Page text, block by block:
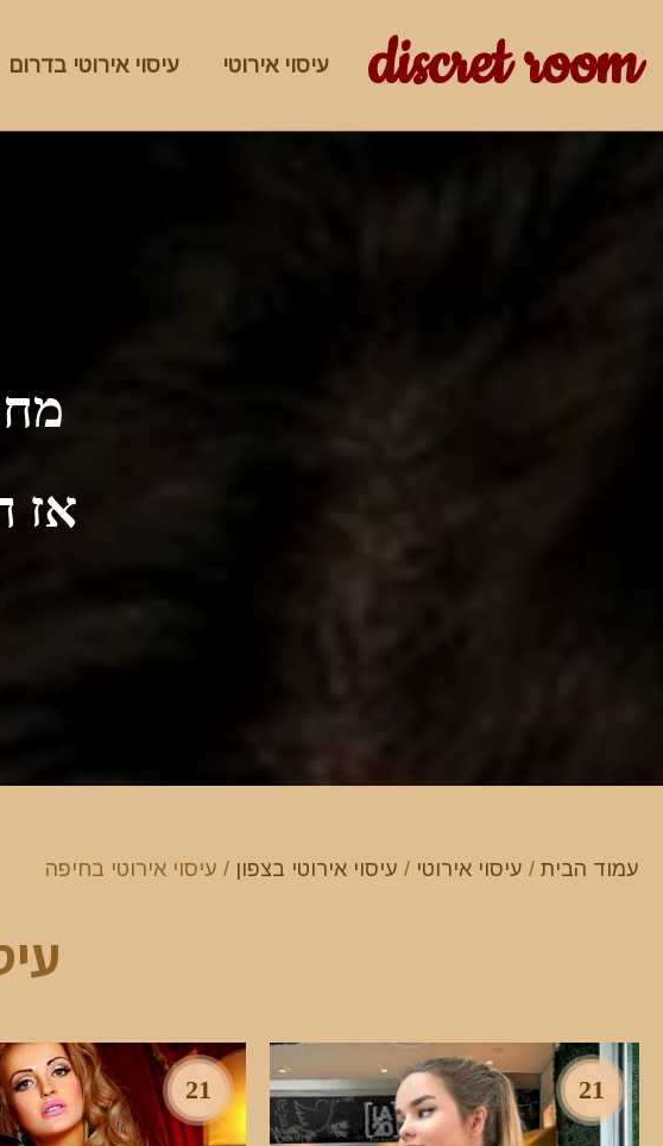
discret room עיסוי אירוטי עיסוי אירוטי בדרום
אז
עמוד הבית / עיסוי אירוטי / עיסוי אירוטי בצפון / עיסוי אירוטי בחיפה
21
21